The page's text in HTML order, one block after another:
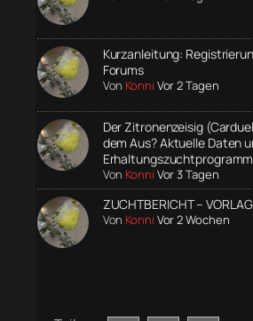
Kurzanleitung:
Forums
Von Konni Vor 2 Tagen
Der Zitronenzeisig
dem Aus? Aktuelle Daten
Erhaltungszuchtprogramm
Von Konni Vor 3 Tagen
ZUCHTBERICHT –
Von Konni Vor 2 Wochen